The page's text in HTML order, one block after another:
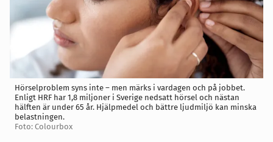
Hörselproblem syns inte – men märks i vardagen och på jobbet.
Enligt HRF har 1,8 miljoner i Sverige nedsatt hörsel och nästan
hälften är under 65 år. Hjälpmedel och bättre ljudmiljö kan minska
belastningen.
Foto: Colourbox